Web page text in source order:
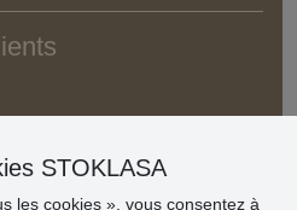
STOKLASA
les cookies », vous consentez à